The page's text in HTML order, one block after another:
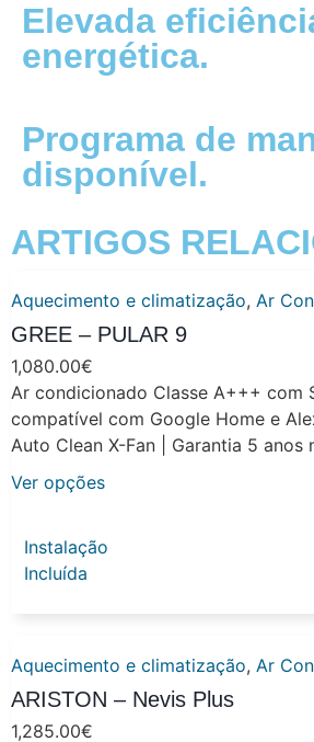
Elevada
energética.
Programa de
disponível.
ARTIGOS
Aquecimento e climatização, Ar
GREE – PULAR 9
1,080.00€
Ar condicionado Classe A+++ com
compatível com Google Home e
Auto Clean X-Fan | Garantia 5 anos
Ver opções
Instalação
Incluída
Aquecimento e climatização, Ar
ARISTON – Nevis Plus
1,285.00€